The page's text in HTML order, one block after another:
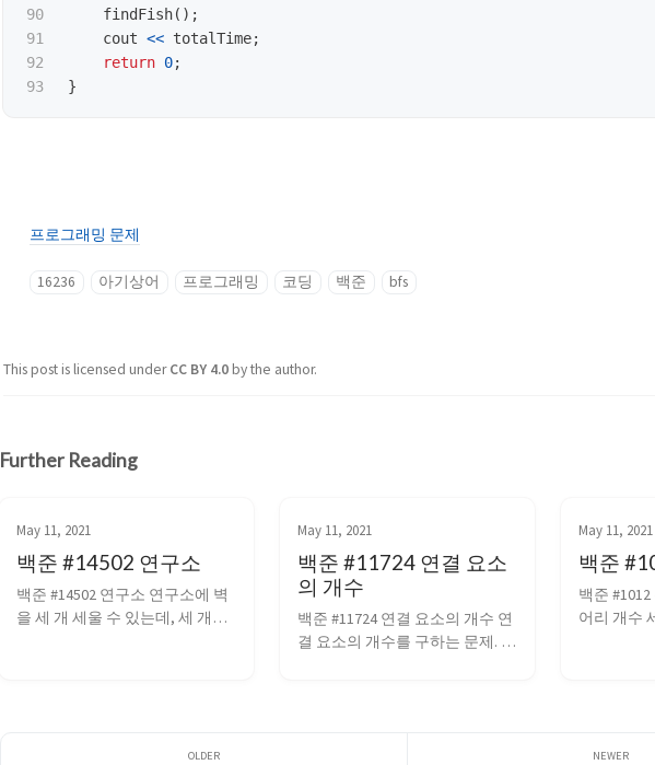
90
91
92
findFish();
cout << totalTime;
return 0;
}
프로그래밍 문제
16236 아기상어 프로그래밍 코딩 백준 bfs
This post is licensed underCC BY 4.0by the author.
Further Reading
May 11, 2021
백준 #14502 연구소
백준 #14502 연구소 연구소에 벽
을 세 개 세울 수 있는데, 세 개를
#include <iostream> #include
May 11, 2021
백준 #11724 연결 요소
의 개수
백준 #11724 연결 요소의 개수 연
결 요소의 개수를 구하는 문제.
May 11, 2021
백준
백준
어리 개수